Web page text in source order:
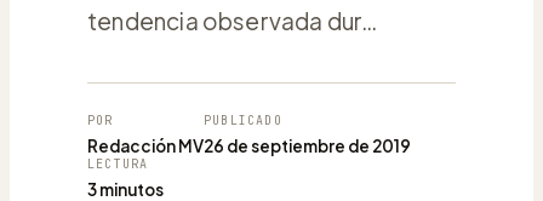
tendencia observada dur…
POR
Redacción MV
PUBLICADO
26 de septiembre de 2019
LECTURA
3 minutos